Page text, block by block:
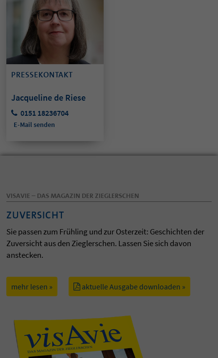
PRESSEKONTAKT
Jacqueline de Riese
0151 18236704
E-Mail senden
VISAVIE – DAS MAGAZIN DER ZIEGLERSCHEN
ZUVERSICHT
Sie passen zum Frühling und zur Osterzeit: Geschichten der
Zuversicht aus den Zieglerschen. Lassen Sie sich davon
anstecken.
mehr lesen » aktuelle Ausgabe downloaden »